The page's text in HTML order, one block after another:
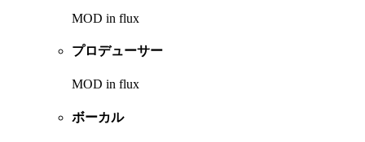
MOD in flux
プロデューサー
MOD in flux
ボーカル